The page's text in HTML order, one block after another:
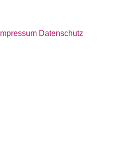
Impressum Datenschutz